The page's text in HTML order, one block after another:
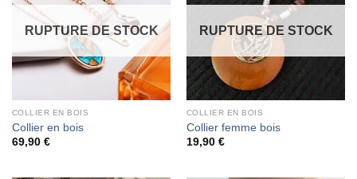
RUPTURE DE STOCK
COLLIER EN BOIS
Collier en bois
69,90 €
RUPTURE DE STOCK
COLLIER EN BOIS
Collier femme bois
19,90 €